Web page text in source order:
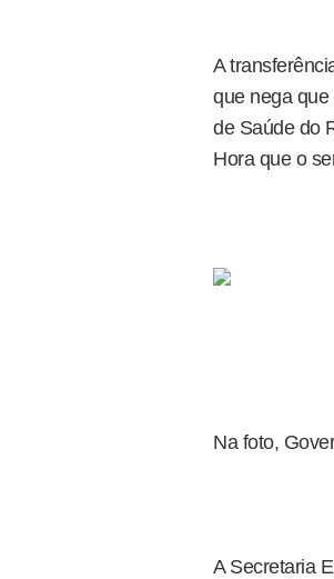
A
que nega
de Saúde do
Hora que o
Na foto,
A Secretaria